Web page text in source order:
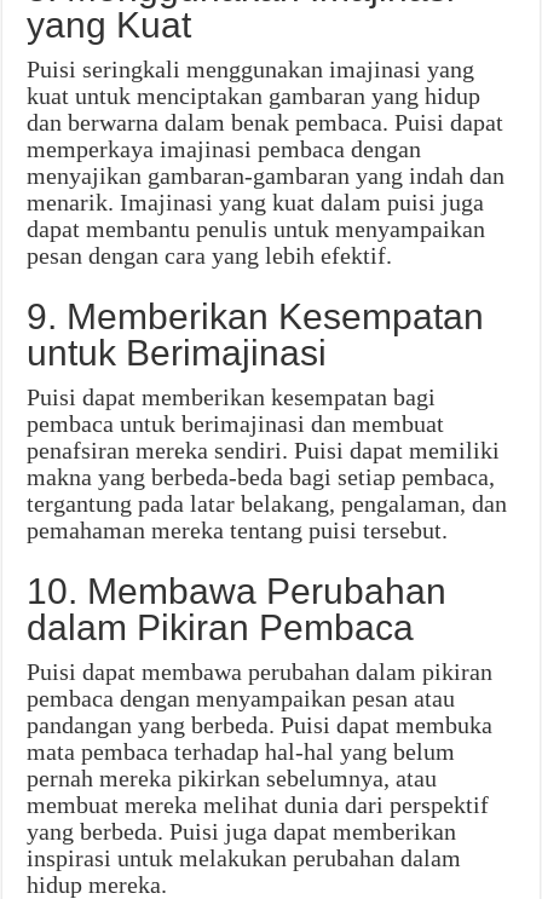
yang Kuat
Puisi seringkali menggunakan imajinasi yang
kuat untuk menciptakan gambaran yang hidup
dan berwarna dalam benak pembaca. Puisi dapat
memperkaya imajinasi pembaca dengan
menyajikan gambaran-gambaran yang indah dan
menarik. Imajinasi yang kuat dalam puisi juga
dapat membantu penulis untuk menyampaikan
pesan dengan cara yang lebih efektif.
9. Memberikan Kesempatan
untuk Berimajinasi
Puisi dapat memberikan kesempatan bagi
pembaca untuk berimajinasi dan membuat
penafsiran mereka sendiri. Puisi dapat memiliki
makna yang berbeda-beda bagi setiap pembaca,
tergantung pada latar belakang, pengalaman, dan
pemahaman mereka tentang puisi tersebut.
10. Membawa Perubahan
dalam Pikiran Pembaca
Puisi dapat membawa perubahan dalam pikiran
pembaca dengan menyampaikan pesan atau
pandangan yang berbeda. Puisi dapat membuka
mata pembaca terhadap hal-hal yang belum
pernah mereka pikirkan sebelumnya, atau
membuat mereka melihat dunia dari perspektif
yang berbeda. Puisi juga dapat memberikan
inspirasi untuk melakukan perubahan dalam
hidup mereka.